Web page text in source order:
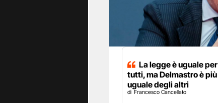
La legge è uguale per
tutti, ma Delmastro è più
uguale degli altri
Francesco Cancellato